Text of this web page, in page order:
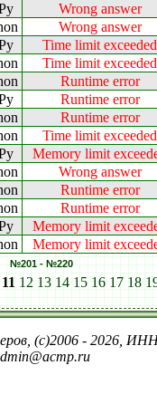
Wrong answer
Wrong answer
Time limit exceeded
Time limit exceeded
Runtime error
Runtime error
Runtime error
Time limit exceeded
Memory limit
Wrong answer
Runtime error
Runtime error
Memory limit
Memory limit
№201 - №220
11 12 13 14 15 16 17 18
(c)2006 - 2026,